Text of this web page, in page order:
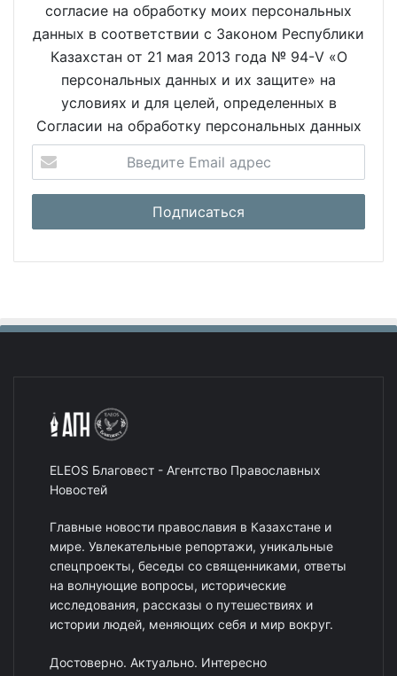
согласие на обработку моих персональных
данных в соответствии с Законом Республики
Казахстан от 21 мая 2013 года № 94-V «О
персональных данных и их защите» на
условиях и для целей, определенных в
Согласии на обработку персональных данных
ELEOS Благовест - Агентство Православных
Новостей
Главные новости православия в Казахстане и
мире. Увлекательные репортажи, уникальные
спецпроекты, беседы со священниками, ответы
на волнующие вопросы, исторические
исследования, рассказы о путешествиях и
истории людей, меняющих себя и мир вокруг.
Достоверно. Актуально. Интересно